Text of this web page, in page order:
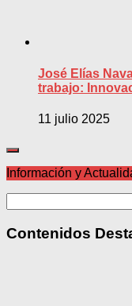
José Elías
trabajo:
11 julio 2025
Información y
Contenidos